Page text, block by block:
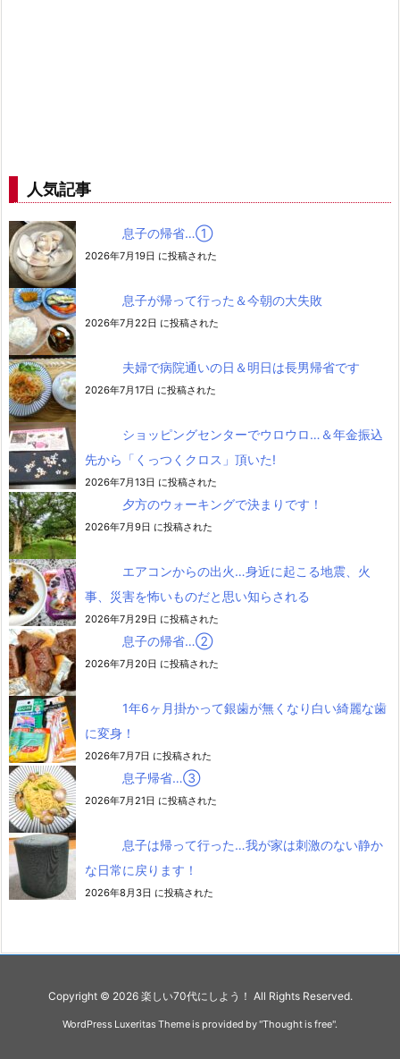
人気記事
息子の帰省…➀
2026年7月19日 に投稿された
息子が帰って行った＆今朝の大失敗
2026年7月22日 に投稿された
夫婦で病院通いの日＆明日は長男帰省です
2026年7月17日 に投稿された
ショッピングセンターでウロウロ…＆年金振込
先から「くっつくクロス」頂いた!
2026年7月13日 に投稿された
夕方のウォーキングで決まりです！
2026年7月9日 に投稿された
エアコンからの出火…身近に起こる地震、火
事、災害を怖いものだと思い知らされる
2026年7月29日 に投稿された
息子の帰省…②
2026年7月20日 に投稿された
1年6ヶ月掛かって銀歯が無くなり白い綺麗な歯
に変身！
2026年7月7日 に投稿された
息子帰省…③
2026年7月21日 に投稿された
息子は帰って行った…我が家は刺激のない静か
な日常に戻ります！
2026年8月3日 に投稿された
Copyright © 2026 楽しい70代にしよう！ All Rights Reserved.
WordPress Luxeritas Theme is provided by "Thought is free".